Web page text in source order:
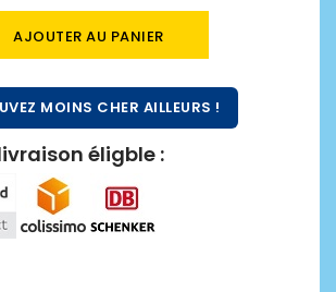
AJOUTER AU PANIER
MOINS CHER AILLEURS !
éligble :